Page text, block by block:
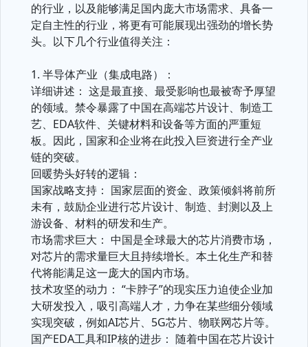
的行业，以及能够满足国内庞大市场需求、具备一
定自主性的行业，将更有可能展现出强劲的增长势
头。以下几个行业值得关注：
1. 半导体产业（集成电路）：
详细讲述： 这是最直接、最受影响也最被寄予厚望
的领域。禁令暴露了中国在高端芯片设计、制造工
艺、EDA软件、关键材料和设备等方面的严重短
板。因此，国家和企业将在此投入巨资进行全产业
链的突破。
回暖势头好转的逻辑：
国家战略支持： 国家层面的资金、政策倾斜将前所
未有，鼓励企业进行芯片设计、制造、封测以及上
游设备、材料的研发和生产。
市场需求巨大： 中国是全球最大的芯片消费市场，
对芯片的需求量巨大且持续增长。本土化生产和替
代将能满足这一庞大的国内市场。
技术攻坚的动力： “卡脖子”的现实压力迫使企业加
大研发投入，吸引高端人才，力争在某些细分领域
实现突破，例如AI芯片、5G芯片、物联网芯片等。
国产EDA工具和IP核的进步： 随着中国在芯片设计